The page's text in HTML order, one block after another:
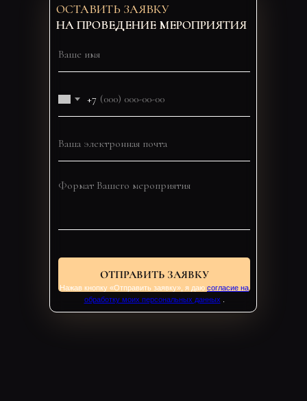
+7
ОТПРАВИТЬ ЗАЯВКУ
ОСТАВИТЬ ЗАЯВКУ
НА ПРОВЕДЕНИЕ МЕРОПРИЯТИЯ
Нажав кнопку «Отправить заявку», я даю согласие на
обработку моих персональных данных